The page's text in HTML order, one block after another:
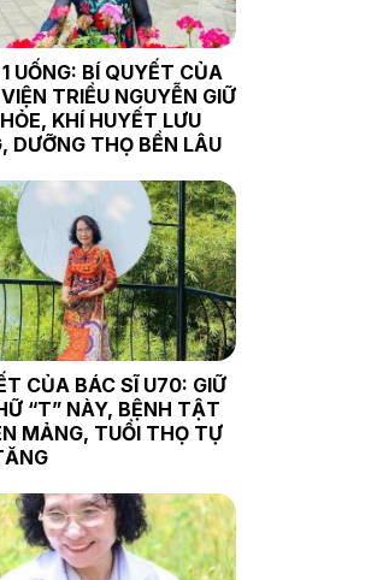
UỐNG: BÍ QUYẾT CỦA
TRIỀU NGUYỄN GIỮ
KHÍ HUYẾT LƯU
DƯỠNG THỌ BỀN LÂU
CỦA BÁC SĨ U70: GIỮ
“T” NÀY, BỆNH TẬT
MẢNG, TUỔI THỌ TỰ